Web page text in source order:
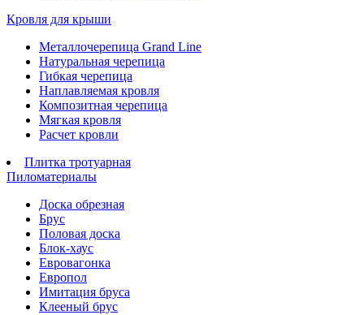
Кровля для крыши
Металлочерепица Grand Line
Натуральная черепица
Гибкая черепица
Наплавляемая кровля
Композитная черепица
Мягкая кровля
Расчет кровли
Плитка тротуарная
Пиломатериалы
Доска обрезная
Брус
Половая доска
Блок-хаус
Евровагонка
Европол
Имитация бруса
Клееный брус